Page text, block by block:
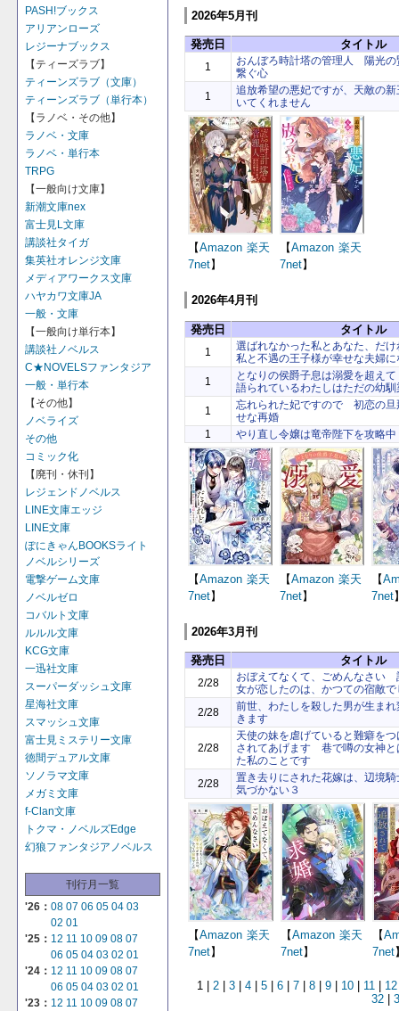
PASH!ブックス
アリアンローズ
レジーナブックス
【ティーズラブ】
ティーンズラブ（文庫）
ティーンズラブ（単行本）
【ラノベ・その他】
ラノベ・文庫
ラノベ・単行本
TRPG
【一般向け文庫】
新潮文庫nex
富士見L文庫
講談社タイガ
集英社オレンジ文庫
メディアワークス文庫
ハヤカワ文庫JA
一般・文庫
【一般向け単行本】
講談社ノベルス
C★NOVELSファンタジア
一般・単行本
【その他】
ノベライズ
その他
コミック化
【廃刊・休刊】
レジェンドノベルス
LINE文庫エッジ
LINE文庫
ぽにきゃんBOOKSライト
ノベルシリーズ
電撃ゲーム文庫
ノベルゼロ
コバルト文庫
ルルル文庫
KCG文庫
一迅社文庫
スーパーダッシュ文庫
星海社文庫
スマッシュ文庫
富士見ミステリー文庫
徳間デュアル文庫
ソノラマ文庫
メガミ文庫
f-Clan文庫
トクマ・ノベルズEdge
幻狼ファンタジアノベルス
刊行月一覧
'26： 08 07 06 05 04 03
02 01
'25： 12 11 10 09 08 07
06 05 04 03 02 01
'24： 12 11 10 09 08 07
06 05 04 03 02 01
'23： 12 11 10 09 08 07
2026年5月刊
発売日 タイトル
1
おんぼろ時計塔の管理人 陽光の
繋ぐ心
1
追放希望の悪妃ですが、天敵の
いてくれません
【Amazon 楽天
7net】
【Amazon 楽天
7net】
2026年4月刊
発売日 タイトル
1
選ばれなかった私とあなた、だ
私と不遇の王子様が幸せな夫婦に
1
となりの侯爵子息は溺愛を超え
語られているわたしはただの幼馴
1
忘れられた妃ですので 初恋の旦
せな再婚
1
やり直し令嬢は竜帝陛下を攻略中
【Amazon 楽天
7net】
【Amazon 楽天
7net】
【
7net
2026年3月刊
発売日 タイトル
2/28
おぼえてなくて、ごめんなさい
女が恋したのは、かつての宿敵で
2/28
前世、わたしを殺した男が生ま
きます
2/28
天使の妹を虐げていると難癖を
されてあげます 巷で噂の女神と
た私のことです
2/28
置き去りにされた花嫁は、辺境
気づかない３
【Amazon 楽天
7net】
【Amazon 楽天
7net】
【
7net
1 | 2| 3| 4| 5| 6| 7| 8| 9| 10| 11 12
32